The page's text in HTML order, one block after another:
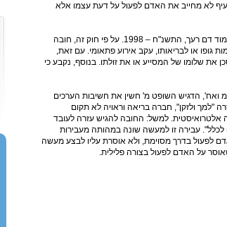
לא מחייב את האדם לפעול על דעת עצמו אלא
ביטוי דומה לעיקרון של הגשת עזרה במצבים אלו נמצא בחוק לא תעמוד דם רעך, התשנ"ח – 1998. על פי חוק זה, חובה
גופו או לבריאותו, עקב אירוע פתאומי. עם זאת,
שלומו של המסייע או את זולתו. בנוסף, נקבע כי
ואח', הדגיש השופט מ' חשין את חשיבות הערכים
"למך ולזקן", חברה בריאה וראויה לא תקום
אלטרואיסטית. למשל: החובה להגיש עזרה לעובד
אלה הם החריגים לכלל". עבירה זו למעשה שונה במהותה מעבירות
לפעול בדרך מסוימת, ולא אוסרת עליו לבצע מעשה
על האדם לפעול בצורה פלילית.